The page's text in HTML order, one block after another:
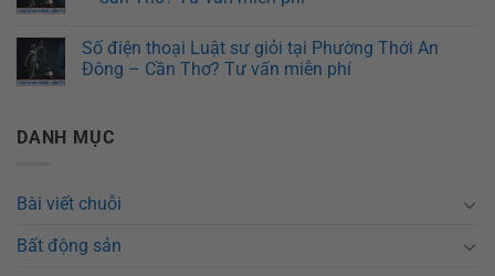
Số điện thoại Luật sư giỏi tại Phường Thới An
Đông – Cần Thơ? Tư vấn miễn phí
DANH MỤC
Bài viết chuỗi
Bất động sản